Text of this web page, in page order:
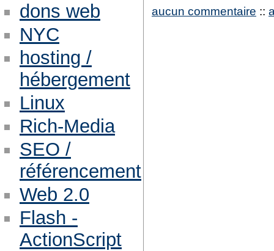
aucun commentaire ::
dons web
NYC
hosting /
hébergement
Linux
Rich-Media
SEO /
référencement
Web 2.0
Flash -
ActionScript